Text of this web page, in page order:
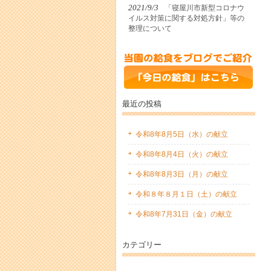
2021/9/3
「寝屋川市新型コロナウ
イルス対策に関する対処方針」等の
整理について
最近の投稿
令和8年8月5日（水）の献立
令和8年8月4日（火）の献立
令和8年8月3日（月）の献立
令和８年８月１日（土）の献立
令和8年7月31日（金）の献立
カテゴリー